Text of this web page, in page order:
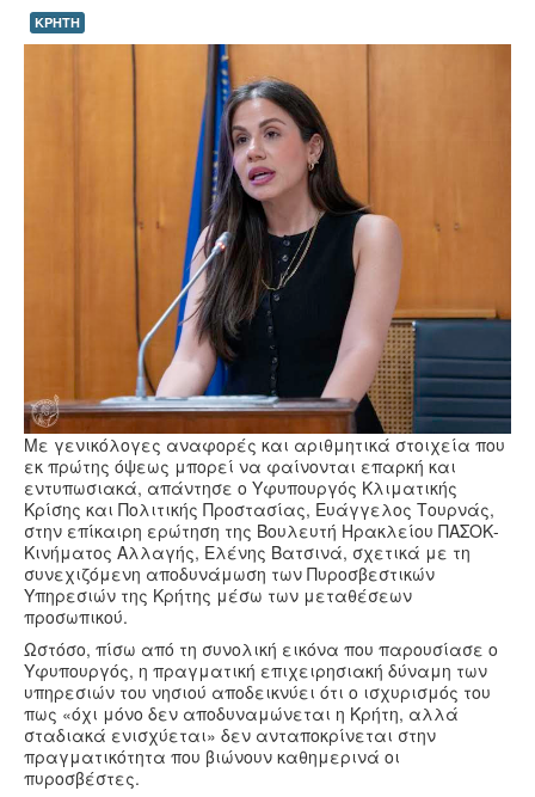
Απόψεις
Τεχνολογία
ΚΡΗΤΗ
Με γενικόλογες αναφορές και αριθμητικά στοιχεία που
εκ πρώτης όψεως μπορεί να φαίνονται επαρκή και
εντυπωσιακά, απάντησε ο Υφυπουργός Κλιματικής
Κρίσης και Πολιτικής Προστασίας, Ευάγγελος Τουρνάς,
στην επίκαιρη ερώτηση της Βουλευτή Ηρακλείου ΠΑΣΟΚ-
Κινήματος Αλλαγής, Ελένης Βατσινά, σχετικά με τη
συνεχιζόμενη αποδυνάμωση των Πυροσβεστικών
Υπηρεσιών της Κρήτης μέσω των μεταθέσεων
προσωπικού.
Ωστόσο, πίσω από τη συνολική εικόνα που παρουσίασε ο
Υφυπουργός, η πραγματική επιχειρησιακή δύναμη των
υπηρεσιών του νησιού αποδεικνύει ότι ο ισχυρισμός του
πως «όχι μόνο δεν αποδυναμώνεται η Κρήτη, αλλά
σταδιακά ενισχύεται» δεν ανταποκρίνεται στην
πραγματικότητα που βιώνουν καθημερινά οι
πυροσβέστες.